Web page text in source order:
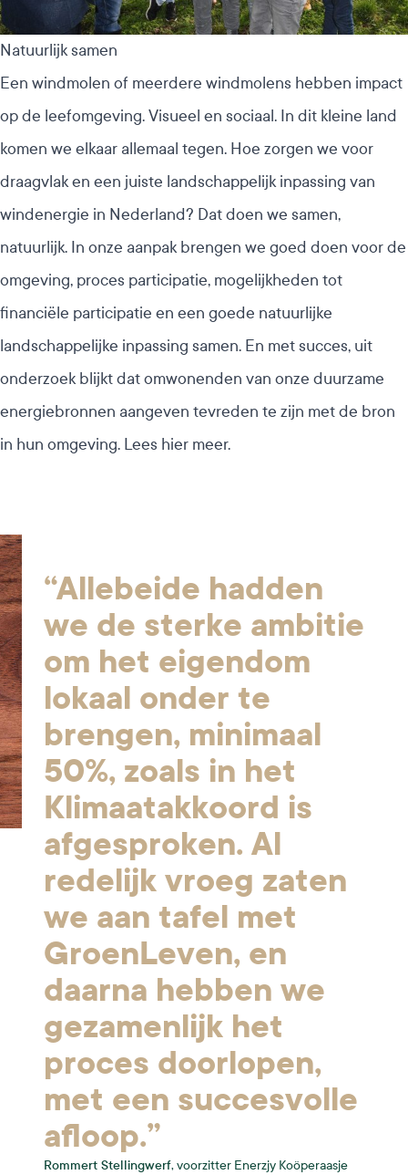
Natuurlijk samen
Een windmolen of meerdere windmolens hebben impact
op de leefomgeving. Visueel en sociaal. In dit kleine land
komen we elkaar allemaal tegen. Hoe zorgen we voor
draagvlak en een juiste landschappelijk inpassing van
windenergie in Nederland? Dat doen we samen,
natuurlijk. In onze aanpak brengen we goed doen voor de
omgeving, proces participatie, mogelijkheden tot
financiële participatie en een goede natuurlijke
landschappelijke inpassing samen. En met succes, uit
onderzoek blijkt dat omwonenden van onze duurzame
energiebronnen aangeven tevreden te zijn met de bron
in hun omgeving. Lees hier meer.
“Allebeide hadden
we de sterke ambitie
om het eigendom
lokaal onder te
brengen, minimaal
50%, zoals in het
Klimaatakkoord is
afgesproken. Al
redelijk vroeg zaten
we aan tafel met
GroenLeven, en
daarna hebben we
gezamenlijk het
proces doorlopen,
met een succesvolle
afloop.”
Rommert Stellingwerf,voorzitter Enerzjy Koöperaasje